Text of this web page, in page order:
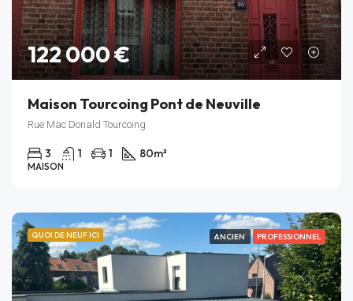
122 000 €
Maison Tourcoing Pont de Neuville
Rue Mac Donald Tourcoing
3 1 1 80m²
MAISON
QUOI DE NEUF ICI ANCIEN PROFESSIONNEL